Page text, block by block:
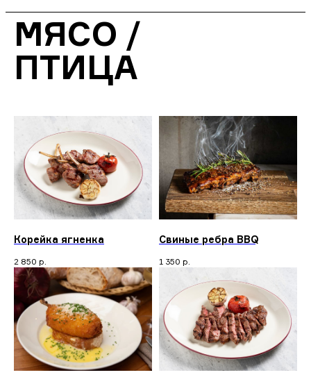
МЯСО /
ПТИЦА
Корейка ягненка
2 850 р.
Свиные ребра BBQ
1 350 р.